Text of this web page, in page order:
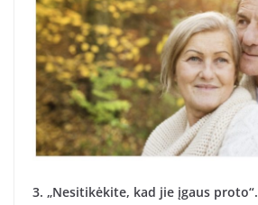
3. „Nesitikėkite, kad jie įgaus proto“.